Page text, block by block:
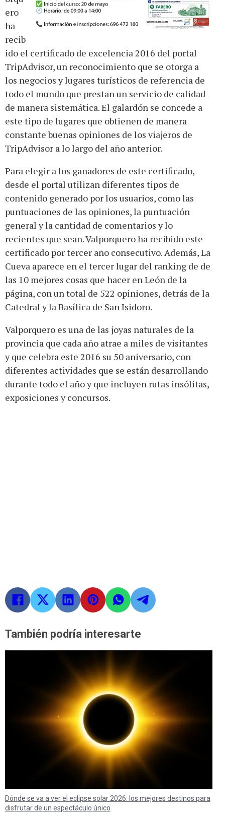
ero
ha
recib
ido el certificado de excelencia 2016 del portal
TripAdvisor, un reconocimiento que se otorga a
los negocios y lugares turísticos de referencia de
todo el mundo que prestan un servicio de calidad
de manera sistemática. El galardón se concede a
este tipo de lugares que obtienen de manera
constante buenas opiniones de los viajeros de
TripAdvisor a lo largo del año anterior.
Para elegir a los ganadores de este certificado,
desde el portal utilizan diferentes tipos de
contenido generado por los usuarios, como las
puntuaciones de las opiniones, la puntuación
general y la cantidad de comentarios y lo
recientes que sean. Valporquero ha recibido este
certificado por tercer año consecutivo. Además, La
Cueva aparece en el tercer lugar del ranking de de
las 10 mejores cosas que hacer en León de la
página, con un total de 522 opiniones, detrás de la
Catedral y la Basílica de San Isidoro.
Valporquero es una de las joyas naturales de la
provincia que cada año atrae a miles de visitantes
y que celebra este 2016 su 50 aniversario, con
diferentes actividades que se están desarrollando
durante todo el año y que incluyen rutas insólitas,
exposiciones y concursos.
También podría interesarte
Dónde se va a ver el eclipse solar 2026: los mejores destinos para
disfrutar de un espectáculo único